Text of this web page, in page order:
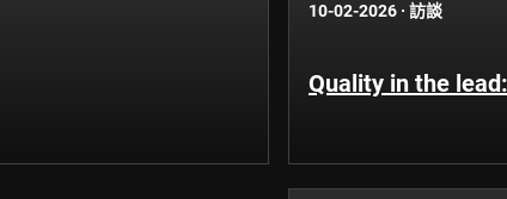
10-02-2026 · 訪談
Quality in the